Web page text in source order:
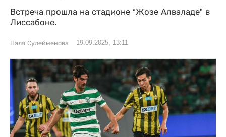
Встреча прошла на стадионе “Жозе Алваладе” в
Лиссабоне.
Нэля Сулейменова 19.09.2025, 13:11